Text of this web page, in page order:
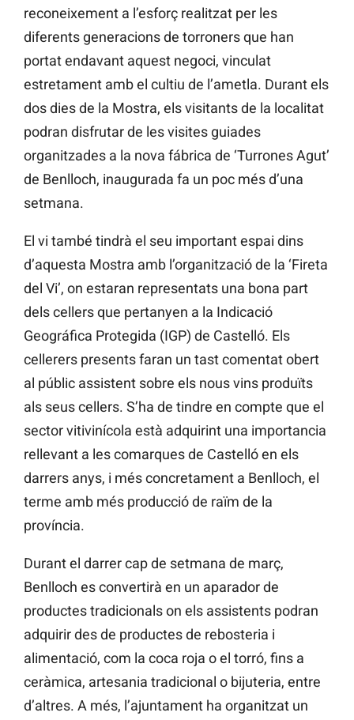
reconeixement a l’esforç realitzat per les
diferents generacions de torroners que han
portat endavant aquest negoci, vinculat
estretament amb el cultiu de l’ametla. Durant els
dos dies de la Mostra, els visitants de la localitat
podran disfrutar de les visites guiades
organitzades a la nova fábrica de ‘Turrones Agut’
de Benlloch, inaugurada fa un poc més d’una
setmana.
El vi també tindrà el seu important espai dins
d’aquesta Mostra amb l’organització de la ‘Fireta
del Vi’, on estaran representats una bona part
dels cellers que pertanyen a la Indicació
Geográfica Protegida (IGP) de Castelló. Els
cellerers presents faran un tast comentat obert
al públic assistent sobre els nous vins produïts
als seus cellers. S’ha de tindre en compte que el
sector vitivinícola està adquirint una importancia
rellevant a les comarques de Castelló en els
darrers anys, i més concretament a Benlloch, el
terme amb més producció de raïm de la
província.
Durant el darrer cap de setmana de març,
Benlloch es convertirà en un aparador de
productes tradicionals on els assistents podran
adquirir des de productes de rebosteria i
alimentació, com la coca roja o el torró, fins a
ceràmica, artesania tradicional o bijuteria, entre
d’altres. A més, l’ajuntament ha organitzat un